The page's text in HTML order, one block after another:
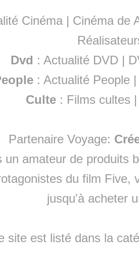
Cinéma | Cinéma de
Dvd : Actualité DVD |
:Actualité People
Culte : Films cultes
Partenaire Voyage:
un amateur de produits
du film Five,
jusqu'à acheter
site est listé dans la